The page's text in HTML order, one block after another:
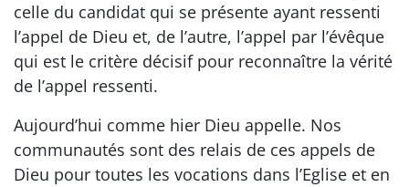
celle du candidat qui se présente ayant ressenti
l’appel de Dieu et, de l’autre, l’appel par l’évêque
qui est le critère décisif pour reconnaître la vérité
de l’appel ressenti.
Aujourd’hui comme hier Dieu appelle. Nos
communautés sont des relais de ces appels de
Dieu pour toutes les vocations dans l’Eglise et en